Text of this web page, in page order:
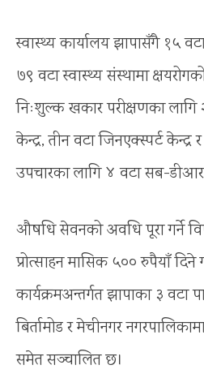
स्वास्थ्य कार्यालय झापासँगै १५
७९ वटा स्वास्थ्य संस्थामा
निःशुल्क खकार परीक्षणका लागि
केन्द्र, तीन वटा जिनएक्स्पर्ट केन्द्र
उपचारका लागि ४ वटा सब-
औषधि सेवनको अवधि पूरा गर्ने
प्रोत्साहन मासिक ५०० रुपैयाँ
कार्यक्रमअन्तर्गत झापाका ३ वटा
बिर्तामोड र मेचीनगर
समेत सञ्चालित छ।